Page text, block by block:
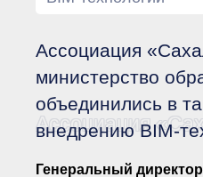
Ассоциация
министерство
объединились в
внедрению BIM-
Ассоциация
Генеральный